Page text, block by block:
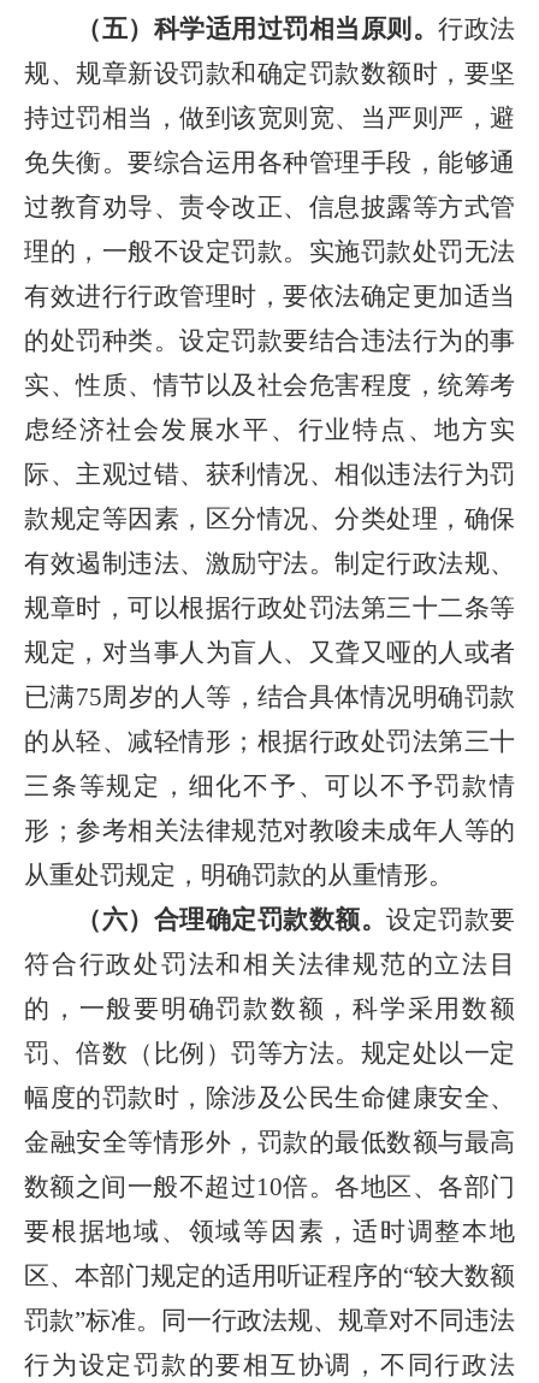
（五）科学适用过罚相当原则。 行政法
规、规章新设罚款和确定罚款数额时，要坚
持过罚相当，做到该宽则宽、当严则严，避
免失衡。要综合运用各种管理手段，能够通
过教育劝导、责令改正、信息披露等方式管
理的，一般不设定罚款。实施罚款处罚无法
有效进行行政管理时，要依法确定更加适当
的处罚种类。设定罚款要结合违法行为的事
实、性质、情节以及社会危害程度，统筹考
虑经济社会发展水平、行业特点、地方实
际、主观过错、获利情况、相似违法行为罚
款规定等因素，区分情况、分类处理，确保
有效遏制违法、激励守法。制定行政法规、
规章时，可以根据行政处罚法第三十二条等
规定，对当事人为盲人、又聋又哑的人或者
已满75周岁的人等，结合具体情况明确罚款
的从轻、减轻情形；根据行政处罚法第三十
三条等规定，细化不予、可以不予罚款情
形；参考相关法律规范对教唆未成年人等的
从重处罚规定，明确罚款的从重情形。
（六）合理确定罚款数额。 设定罚款要
符合行政处罚法和相关法律规范的立法目
的，一般要明确罚款数额，科学采用数额
罚、倍数（比例）罚等方法。规定处以一定
幅度的罚款时，除涉及公民生命健康安全、
金融安全等情形外，罚款的最低数额与最高
数额之间一般不超过10倍。各地区、各部门
要根据地域、领域等因素，适时调整本地
区、本部门规定的适用听证程序的“较大数额
罚款”标准。同一行政法规、规章对不同违法
行为设定罚款的要相互协调，不同行政法